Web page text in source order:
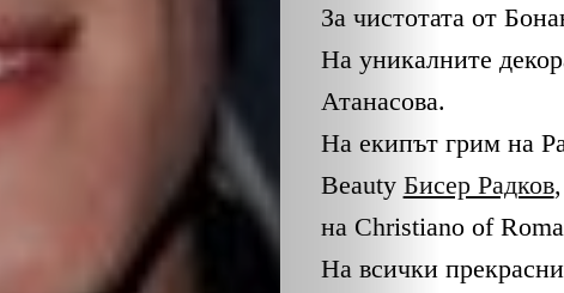
За чистотата от
На уникалните
Атанасова.
На екипът грим на
Beauty Бисер Радков,
на Christiano of Roma
На всички